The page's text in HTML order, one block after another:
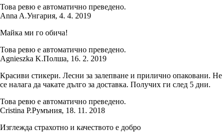
Това ревю е автоматично преведено.
Anna A.Унгария, 4. 4. 2019
Майка ми го обича!
Това ревю е автоматично преведено.
Agnieszka K.Полша, 16. 2. 2019
Красиви стикери. Лесни за залепване и прилично опаковани. Не
се налага да чакате дълго за доставка. Получих ги след 5 дни.
Това ревю е автоматично преведено.
Cristina P.Румъния, 18. 11. 2018
Изглежда страхотно и качеството е добро